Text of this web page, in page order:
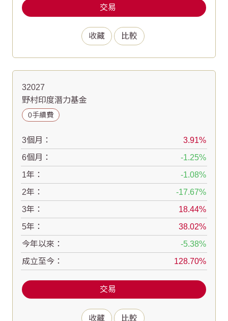
收藏 比較
交易
收藏 比較
32027
野村印度潛力基金
0手續費
3個月：
3.91
6個月：
-1.25
1年：
-1.08
2年：
-17.67
3年：
18.44
5年：
38.02
今年以來：
-5.38
成立至今：
128.70
交易